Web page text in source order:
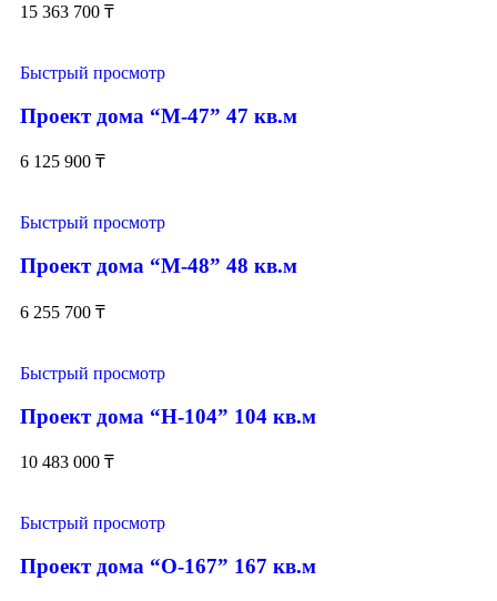
15 363 700 ₸
Быстрый просмотр
Проект дома “М-47” 47 кв.м
6 125 900 ₸
Быстрый просмотр
Проект дома “М-48” 48 кв.м
6 255 700 ₸
Быстрый просмотр
Проект дома “Н-104” 104 кв.м
10 483 000 ₸
Быстрый просмотр
Проект дома “О-167” 167 кв.м